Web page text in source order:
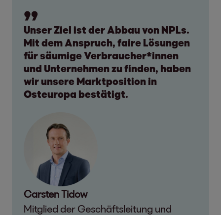
Unser Ziel ist der Abbau von NPLs.
Mit dem Anspruch, faire Lösungen
für säumige Verbraucher*innen
und Unternehmen zu finden, haben
wir unsere Marktposition in
Osteuropa bestätigt.
Carsten Tidow
Mitglied der Geschäftsleitung und